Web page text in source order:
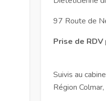
97 Route de
Prise de
Suivis au
Région